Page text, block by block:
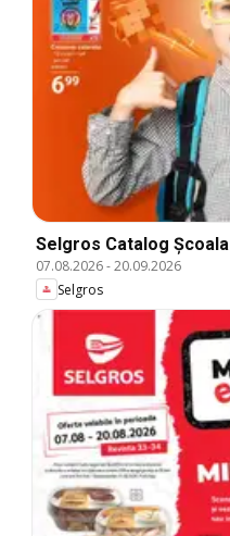
Selgros Catalog Şcoala
07.08.2026-20.09.2026
Selgros